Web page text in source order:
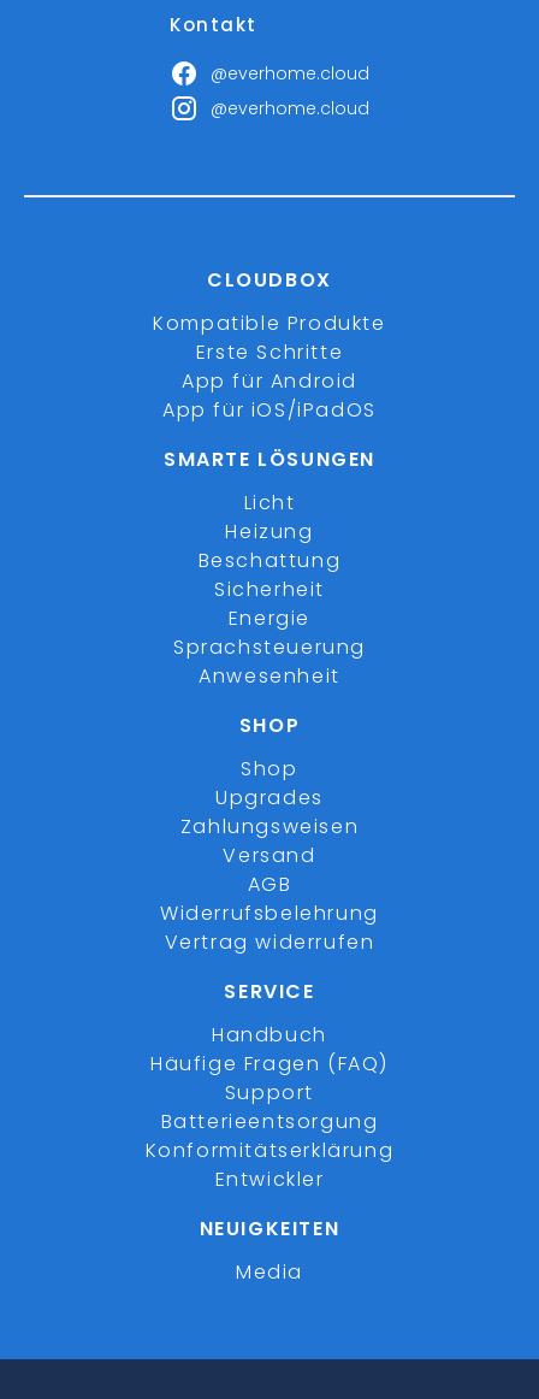
Kontakt
@everhome.cloud
@everhome.cloud
CLOUDBOX
Kompatible Produkte
Erste Schritte
App für Android
App für iOS/iPadOS
SMARTE LÖSUNGEN
Licht
Heizung
Beschattung
Sicherheit
Energie
Sprachsteuerung
Anwesenheit
SHOP
Shop
Upgrades
Zahlungsweisen
Versand
AGB
Widerrufsbelehrung
Vertrag widerrufen
SERVICE
Handbuch
Häufige Fragen (FAQ)
Support
Batterieentsorgung
Konformitätserklärung
Entwickler
NEUIGKEITEN
Media